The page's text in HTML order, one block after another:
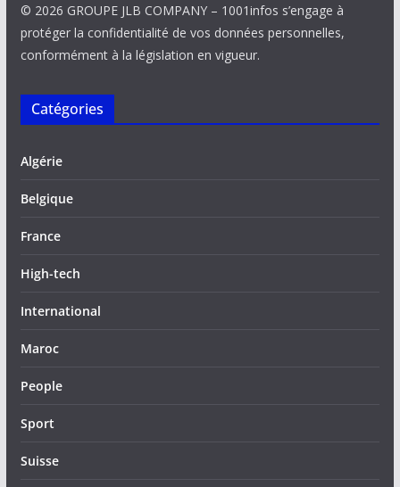
© 2026 GROUPE JLB COMPANY – 1001infos s’engage à
protéger la confidentialité de vos données personnelles,
conformément à la législation en vigueur.
Catégories
Algérie
Belgique
France
High-tech
International
Maroc
People
Sport
Suisse